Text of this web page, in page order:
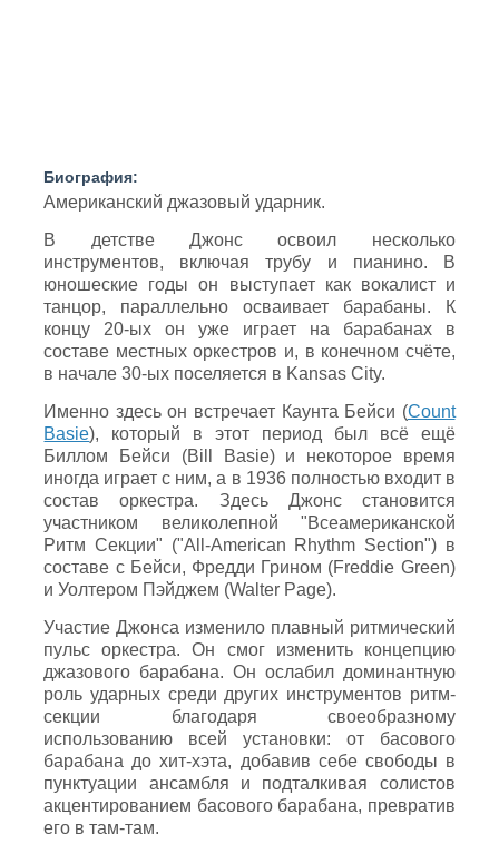
Биография:
Американский джазовый ударник.
В детстве Джонс освоил несколько
инструментов, включая трубу и пианино. В
юношеские годы он выступает как вокалист и
танцор, параллельно осваивает барабаны. К
концу 20-ых он уже играет на барабанах в
составе местных оркестров и, в конечном счёте,
в начале 30-ых поселяется в Kansas City.
Именно здесь он встречает Каунта Бейси (Count
Basie), который в этот период был всё ещё
Биллом Бейси (Bill Basie) и некоторое время
иногда играет с ним, а в 1936 полностью входит в
состав оркестра. Здесь Джонс становится
участником великолепной "Всеамериканской
Ритм Секции" ("All-American Rhythm Section") в
составе с Бейси, Фредди Грином (Freddie Green)
и Уолтером Пэйджем (Walter Page).
Участие Джонса изменило плавный ритмический
пульс оркестра. Он смог изменить концепцию
джазового барабана. Он ослабил доминантную
роль ударных среди других инструментов ритм-
секции благодаря своеобразному
использованию всей установки: от басового
барабана до хит-хэта, добавив себе свободы в
пунктуации ансамбля и подталкивая солистов
акцентированием басового барабана, превратив
его в там-там.